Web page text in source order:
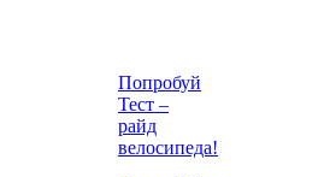
Попробуй
Тест –
райд
велосипеда!